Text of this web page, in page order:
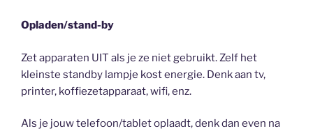
Opladen/stand-by
Zet apparaten UIT als je ze niet gebruikt. Zelf het
kleinste standby lampje kost energie. Denk aan tv,
printer, koffiezetapparaat, wifi, enz.
Als je jouw telefoon/tablet oplaadt, denk dan even na